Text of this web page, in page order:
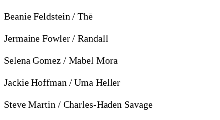
Beanie Feldstein / Thē
Jermaine Fowler / Randall
Selena Gomez / Mabel Mora
Jackie Hoffman / Uma Heller
Steve Martin / Charles-Haden Savage